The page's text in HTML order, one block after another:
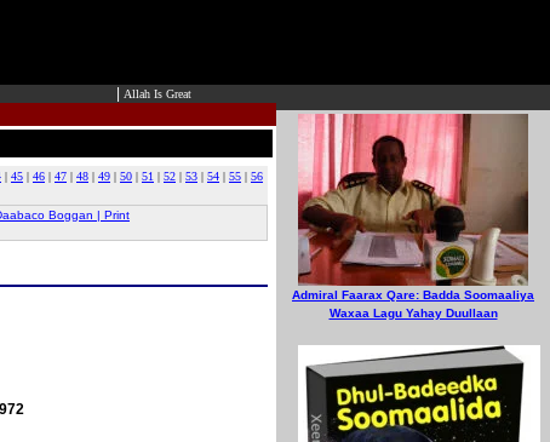
Allah Is Great
| 45 | 46 | 47 | 48 | 49 | 50 | 51 | 52 | 53 | 54 | 55 | 56
Boggan | Print
Admiral Faarax Qare: Badda Soomaaliya
Waxaa Lagu Yahay Duullaan